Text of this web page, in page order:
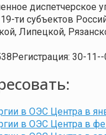
диспетчерское
ти субъектов
Липецкой,
Регистрация: 30-11--
в ОЭС Центра в
в ОЭС Центра в